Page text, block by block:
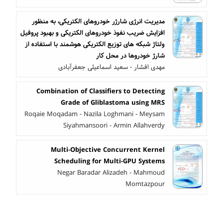
مدیریت انرژی شارژر خودروهای الکتریکی، به منظور
افزایش ضریب نفوذ خودروهای الکتریکی و بهبود پروفیل
ولتاژ شبکه های توزیع الکتریکی هوشمند با استفاده از
شارژ خودروها در محل کار
مهدی افشار - سعید اسماعیلی جعفرآبادی
Combination of Classifiers to Detecting
Grade of Gliblastoma using MRS
Roqaie Moqadam - Nazila Loghmani - Meysam
Siyahmansoori - Armin Allahverdy
Multi-Objective Concurrent Kernel
Scheduling for Multi-GPU Systems
Negar Baradar Alizadeh - Mahmoud
Momtazpour